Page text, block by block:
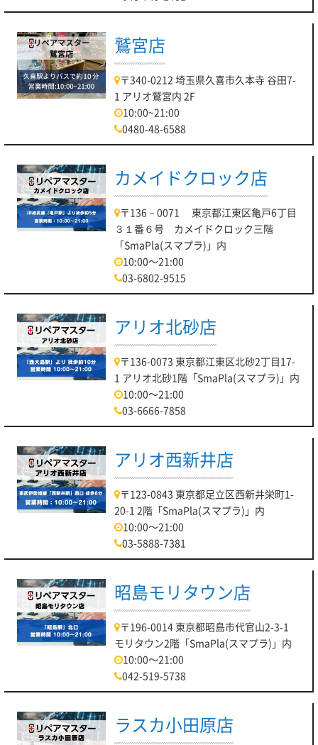
鷲宮店
〒340-0212 埼玉県久喜市久本寺 谷田7-
1 アリオ鷲宮内 2F
10:00~21:00
0480-48-6588
カメイドクロック店
〒136－0071 東京都江東区亀戸6丁目
３１番６号 カメイドクロック三階
「SmaPla(スマプラ)」内
10:00～21:00
03-6802-9515
アリオ北砂店
〒136-0073 東京都江東区北砂2丁目17-
1 アリオ北砂1階「SmaPla(スマプラ)」内
10:00～21:00
03-6666-7858
アリオ西新井店
〒123-0843 東京都足立区西新井栄町1-
20-1 2階「SmaPla(スマプラ)」内
10:00～21:00
03-5888-7381
昭島モリタウン店
〒196-0014 東京都昭島市代官山2-3-1
モリタウン2階「SmaPla(スマプラ)」内
10:00～21:00
042-519-5738
ラスカ小田原店